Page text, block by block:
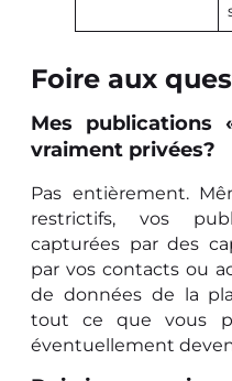
Foire aux
Mes publications
vraiment privées?
Pas entièrement.
restrictifs, vos
capturées par des
par vos contacts ou
de données de la
tout ce que vous
éventuellement